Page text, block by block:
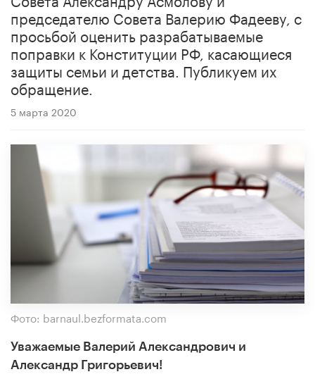
председателю Совета Валерию Фадееву, с
просьбой оценить разрабатываемые
поправки к Конституции РФ, касающиеся
защиты семьи и детства. Публикуем их
обращение.
5 марта 2020
Фото: barnaul.bezformata.com
Уважаемые Валерий Александрович и
Александр Григорьевич!